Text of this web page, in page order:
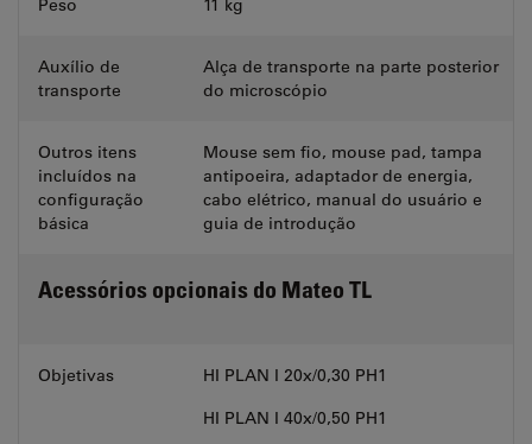
Peso 11 kg
Auxílio de
transporte
Alça de transporte na parte posterior
do microscópio
Outros itens
incluídos na
configuração
básica
Mouse sem fio, mouse pad, tampa
antipoeira, adaptador de energia,
cabo elétrico, manual do usuário e
guia de introdução
Acessórios opcionais do Mateo TL
Objetivas
HI PLAN I 20x/0,30 PH1
HI PLAN I 40x/0,50 PH1